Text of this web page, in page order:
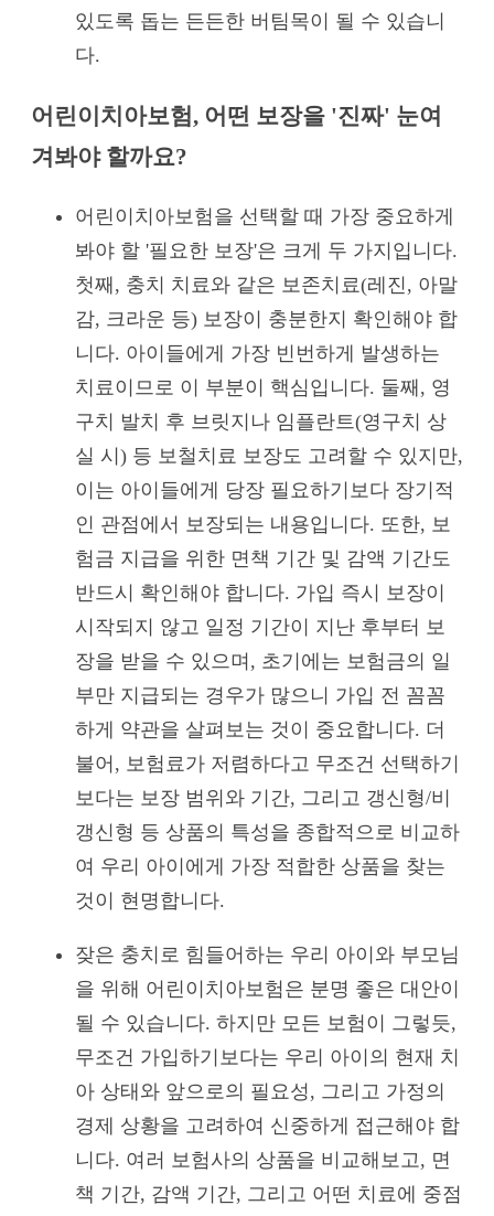
있도록 돕는 든든한 버팀목이 될 수 있습니
다.
어린이치아보험, 어떤 보장을 '진짜' 눈여
겨봐야 할까요?
어린이치아보험을 선택할 때 가장 중요하게
봐야 할 '필요한 보장'은 크게 두 가지입니다.
첫째, 충치 치료와 같은 보존치료(레진, 아말
감, 크라운 등) 보장이 충분한지 확인해야 합
니다. 아이들에게 가장 빈번하게 발생하는
치료이므로 이 부분이 핵심입니다. 둘째, 영
구치 발치 후 브릿지나 임플란트(영구치 상
실 시) 등 보철치료 보장도 고려할 수 있지만,
이는 아이들에게 당장 필요하기보다 장기적
인 관점에서 보장되는 내용입니다. 또한, 보
험금 지급을 위한 면책 기간 및 감액 기간도
반드시 확인해야 합니다. 가입 즉시 보장이
시작되지 않고 일정 기간이 지난 후부터 보
장을 받을 수 있으며, 초기에는 보험금의 일
부만 지급되는 경우가 많으니 가입 전 꼼꼼
하게 약관을 살펴보는 것이 중요합니다. 더
불어, 보험료가 저렴하다고 무조건 선택하기
보다는 보장 범위와 기간, 그리고 갱신형/비
갱신형 등 상품의 특성을 종합적으로 비교하
여 우리 아이에게 가장 적합한 상품을 찾는
것이 현명합니다.
잦은 충치로 힘들어하는 우리 아이와 부모님
을 위해 어린이치아보험은 분명 좋은 대안이
될 수 있습니다. 하지만 모든 보험이 그렇듯,
무조건 가입하기보다는 우리 아이의 현재 치
아 상태와 앞으로의 필요성, 그리고 가정의
경제 상황을 고려하여 신중하게 접근해야 합
니다. 여러 보험사의 상품을 비교해보고, 면
책 기간, 감액 기간, 그리고 어떤 치료에 중점